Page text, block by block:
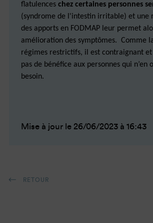
RETOUR
flatulences chez certaines personnes
(syndrome de l'intestin irritable) et une
des apports en FODMAP leur permet
amélioration des symptômes. Comme
régimes restrictifs, il est contraignant et
pas de bénéfice aux personnes qui n’en
besoin.
Mise à jour le 26/06/2023 à 16:43